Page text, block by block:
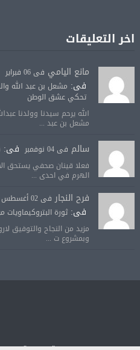
اخر التعليقات
مانع اليامي فى 06 فبراير
فى: مشعل بن عبد الله
تحكي عشق الوطن
الله يرحم سيدنا وولدنا
مشعل بن عبد ...
سالم فى 04 نوفمبر فى:
فعلا قينان صحفي يستحق
الهرم في احدى ...
فرح النجار فى 02 أغسطس
فى:ثورة البتروكيماويات
مزيد من النجاح والتوفيق
وبمشروع ت ...